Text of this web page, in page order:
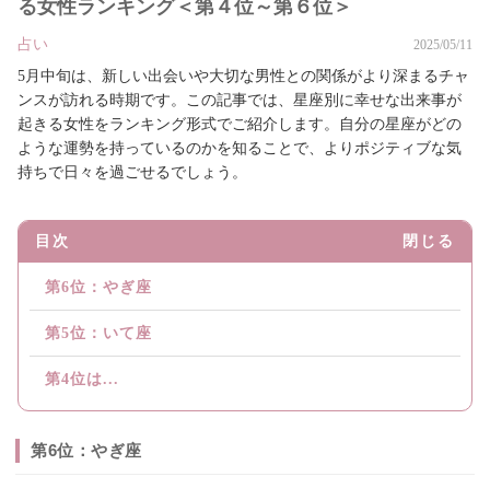
る女性ランキング＜第４位～第６位＞
占い 2025/05/11
5月中旬は、新しい出会いや大切な男性との関係がより深まるチャ
ンスが訪れる時期です。この記事では、星座別に幸せな出来事が
起きる女性をランキング形式でご紹介します。自分の星座がどの
ような運勢を持っているのかを知ることで、よりポジティブな気
持ちで日々を過ごせるでしょう。
目次 閉じる
第6位：やぎ座
第5位：いて座
第4位は...
第6位：やぎ座